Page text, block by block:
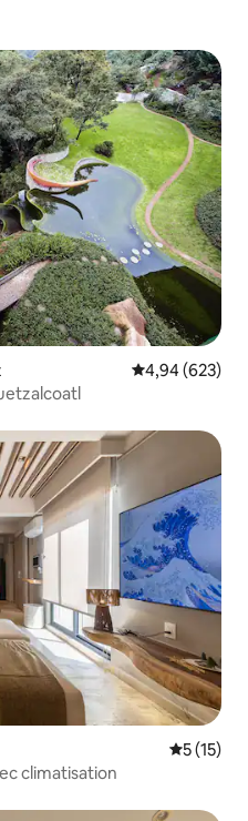
Note
4,94 (623)
Note
5 (15)
climatisation